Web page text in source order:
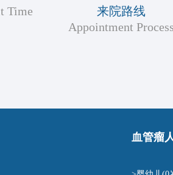
Time
来院路线
Appointment
血管瘤